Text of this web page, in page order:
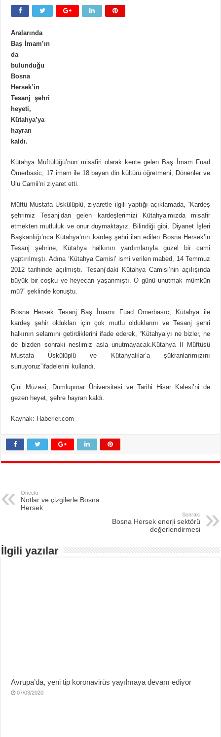
Aralarında
Baş İmam’ın
da
bulunduğu
Bosna
Hersek’in
Tesanj şehri
heyeti,
Kütahya’ya
hayran
kaldı.
Kütahya Müftülüğü’nün misafiri olarak kente gelen Baş İmam Fuad
Ömerbasic, 17 imam ile 18 bayan din kültürü öğretmeni, Dönenler ve
Ulu Camii’ni ziyaret etti.
Müftü Mustafa Üskülüplü, ziyaretle ilgili yaptığı açıklamada, “Kardeş
şehrimiz Tesanj’dan gelen kardeşlerimizi Kütahya’mızda misafir
etmekten mutluluk ve onur duymaktayız. Bilindiği gibi, Diyanet İşleri
Başkanlığı’nca Kütahya’nın kardeş şehri ilan edilen Bosna Hersek’in
Tesanj şehrine, Kütahya halkının yardımlarıyla güzel bir cami
yaptırılmıştı. Adına ‘Kütahya Camisi’ ismi verilen mabed, 14 Temmuz
2012 tarihinde açılmıştı. Tesanj’daki Kütahya Camisi’nin açılışında
büyük bir coşku ve heyecan yaşanmıştı. O günü unutmak mümkün
mü?” şeklinde konuştu.
Bosna Hersek Tesanj Baş İmamı Fuad Omerbasıc, Kütahya ile
kardeş şehir oldukları için çok mutlu olduklarını ve Tesanj şehri
halkının selamını getirdiklerini ifade ederek, “Kütahya’yı ne bizler, ne
de bizden sonraki neslimiz asla unutmayacak.Kütahya İl Müftüsü
Mustafa Üskülüplü ve Kütahyalılar’a şükranlarımızını
sunuyoruz”ifadelerini kullandı.
Çini Müzesi, Dumlupınar Üniversitesi ve Tarihi Hisar Kalesi’ni de
gezen heyet, şehre hayran kaldı.
Kaynak: Haberler.com
Önceki
Notlar ve çizgilerle Bosna
Hersek
Sonraki
Bosna Hersek enerji sektörü
değerlendirmesi
İlgili yazılar
Avrupa’da, yeni tip koronavirüs yayılmaya devam ediyor
07/03/2020